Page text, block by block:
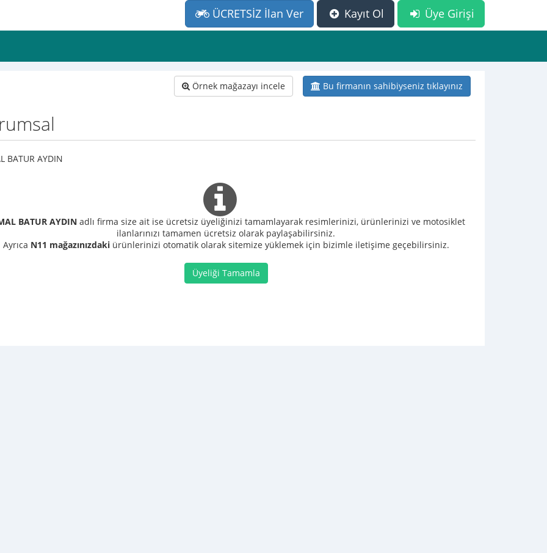
Üye Girişi
Kayıt Ol
ÜCRETSİZ İlan Ver
Bu firmanın sahibiyseniz tıklayınız
Örnek mağazayı incele
BATUR AYDIN
BATUR AYDINadlı firma size ait ise ücretsiz üyeliğinizi tamamlayarak resimlerinizi, ürünlerinizi ve motosiklet
ilanlarınızı tamamen ücretsiz olarak paylaşabilirsiniz.
Ayrıca N11 mağazınızdakiürünlerinizi otomatik olarak sitemize yüklemek için bizimle iletişime geçebilirsiniz.
Üyeliği Tamamla